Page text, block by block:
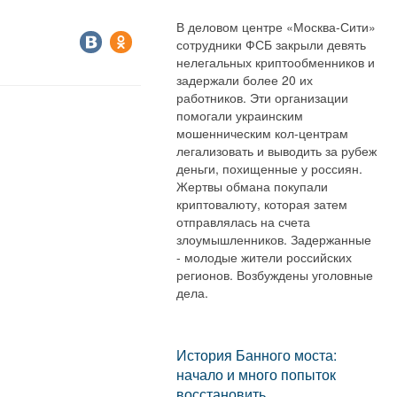
В деловом центре «Москва-Сити»
сотрудники ФСБ закрыли девять
нелегальных криптообменников и
задержали более 20 их
работников. Эти организации
помогали украинским
мошенническим кол-центрам
легализовать и выводить за рубеж
деньги, похищенные у россиян.
Жертвы обмана покупали
криптовалюту, которая затем
отправлялась на счета
злоумышленников. Задержанные
- молодые жители российских
регионов. Возбуждены уголовные
дела.
История Банного моста:
начало и много попыток